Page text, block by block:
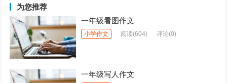
为您推荐
一年级看图作文
小学作文 阅读(604) 评论(0)
一年级写人作文